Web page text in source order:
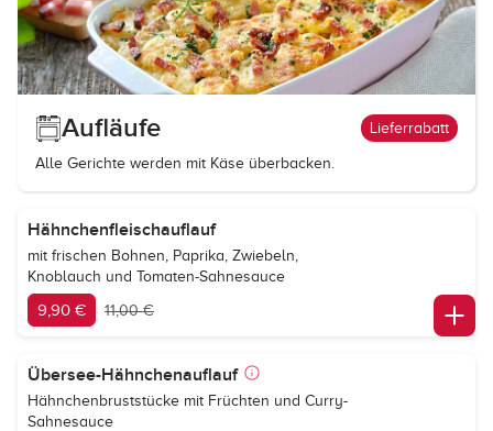
Aufläufe Lieferrabatt
Alle Gerichte werden mit Käse überbacken.
Hähnchenfleischauflauf
mit frischen Bohnen, Paprika, Zwiebeln,
Knoblauch und Tomaten-Sahnesauce
9,90 € 11,00 €
Übersee-Hähnchenauflauf
Hähnchenbruststücke mit Früchten und Curry-
Sahnesauce